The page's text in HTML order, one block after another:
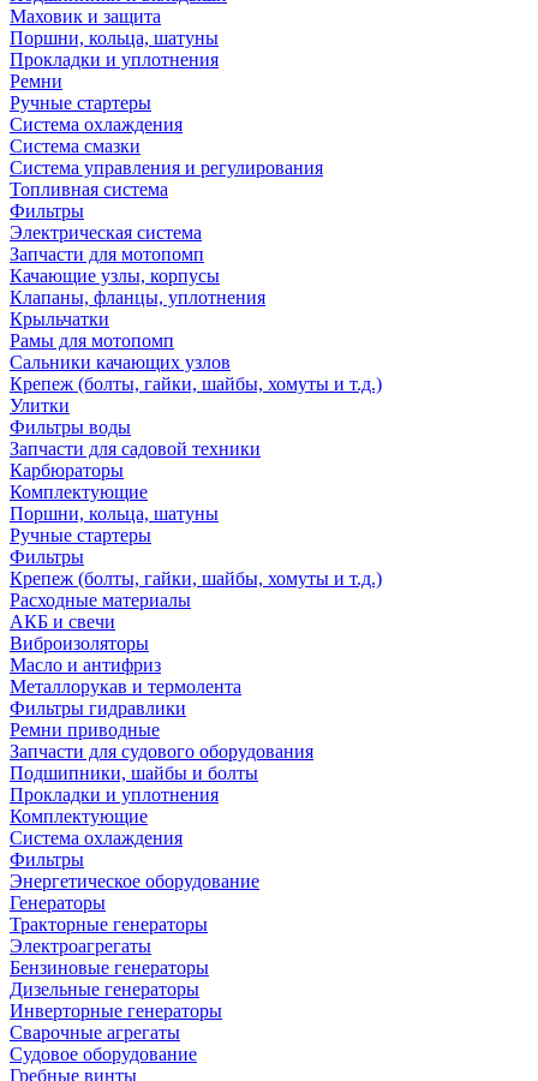
Маховик и защита
Поршни, кольца, шатуны
Прокладки и уплотнения
Ремни
Ручные стартеры
Система охлаждения
Система смазки
Система управления и регулирования
Топливная система
Фильтры
Электрическая система
Запчасти для мотопомп
Качающие узлы, корпусы
Клапаны, фланцы, уплотнения
Крыльчатки
Рамы для мотопомп
Сальники качающих узлов
Крепеж (болты, гайки, шайбы, хомуты и т.д.)
Улитки
Фильтры воды
Запчасти для садовой техники
Карбюраторы
Комплектующие
Поршни, кольца, шатуны
Ручные стартеры
Фильтры
Крепеж (болты, гайки, шайбы, хомуты и т.д.)
Расходные материалы
АКБ и свечи
Виброизоляторы
Масло и антифриз
Металлорукав и термолента
Фильтры гидравлики
Ремни приводные
Запчасти для судового оборудования
Подшипники, шайбы и болты
Прокладки и уплотнения
Комплектующие
Система охлаждения
Фильтры
Энергетическое оборудование
Генераторы
Тракторные генераторы
Электроагрегаты
Бензиновые генераторы
Дизельные генераторы
Инверторные генераторы
Сварочные агрегаты
Судовое оборудование
Гребные винты